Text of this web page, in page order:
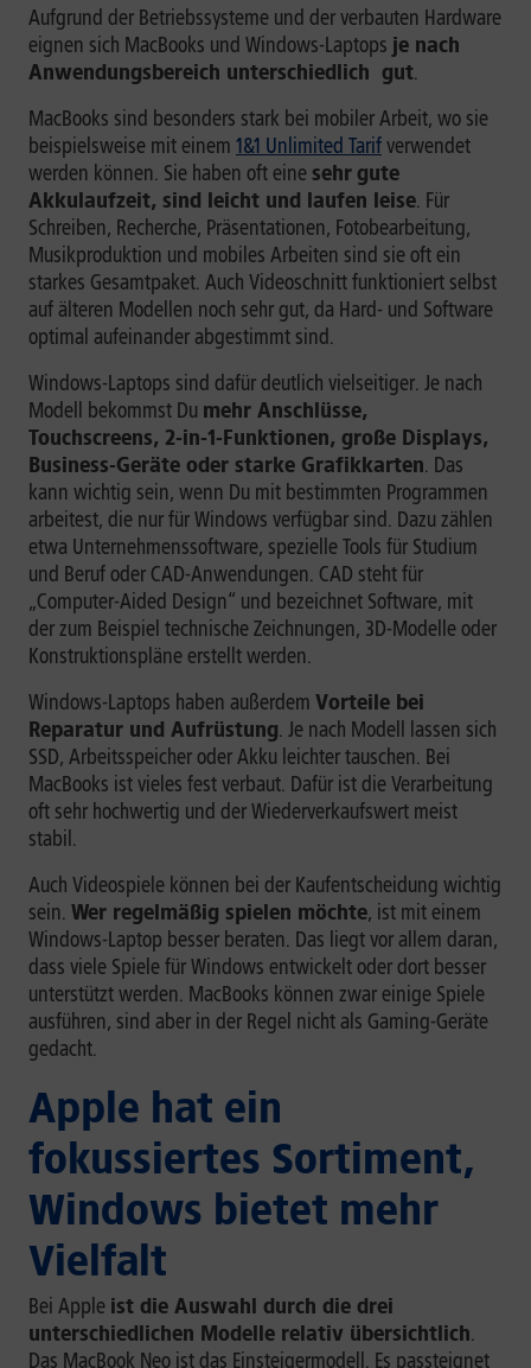
Aufgrund der Betriebssysteme und der verbauten Hardware
eignen sich MacBooks und Windows-Laptops je nach
Anwendungsbereich unterschiedlich gut.
MacBooks sind besonders stark bei mobiler Arbeit, wo sie
beispielsweise mit einem 1&1 Unlimited Tarifverwendet
werden können. Sie haben oft eine sehrgute
Akkulaufzeit, sind leicht und laufen leise. Für
Schreiben, Recherche, Präsentationen, Fotobearbeitung,
Musikproduktion und mobiles Arbeiten sind sie oft ein
starkes Gesamtpaket. Auch Videoschnitt funktioniert selbst
auf älteren Modellen noch sehr gut, da Hard- und Software
optimal aufeinander abgestimmt sind.
Windows-Laptops sind dafür deutlich vielseitiger. Je nach
Modell bekommst Du mehr Anschlüsse,
Touchscreens, 2-in-1-Funktionen, große Displays,
Business-Geräte oder starke Grafikkarten. Das
kann wichtig sein, wenn Du mit bestimmten Programmen
arbeitest, die nur für Windows verfügbar sind. Dazu zählen
etwa Unternehmenssoftware, spezielle Tools für Studium
und Beruf oder CAD-Anwendungen. CAD steht für
„Computer-Aided Design“ und bezeichnet Software, mit
der zum Beispiel technische Zeichnungen, 3D-Modelle oder
Konstruktionspläne erstellt werden.
Windows-Laptops haben außerdem Vorteile bei
Reparatur und Aufrüstung. Je nach Modell lassen sich
SSD, Arbeitsspeicher oder Akku leichter tauschen. Bei
MacBooks ist vieles fest verbaut. Dafür ist die Verarbeitung
oft sehr hochwertig und der Wiederverkaufswert meist
stabil.
Auch Videospiele können bei der Kaufentscheidung wichtig
sein. Wer regelmäßig spielen möchte, ist mit einem
Windows-Laptop besser beraten. Das liegt vor allem daran,
dass viele Spiele für Windows entwickelt oder dort besser
unterstützt werden. MacBooks können zwar einige Spiele
ausführen, sind aber in der Regel nicht als Gaming-Geräte
gedacht.
Apple hat ein
fokussiertes Sortiment,
Windows bietet mehr
Vielfalt
Bei Apple ist die Auswahl durch die drei
unterschiedlichen Modelle relativ übersichtlich.
Das MacBook Neo ist das Einsteigermodell. Es passteignet